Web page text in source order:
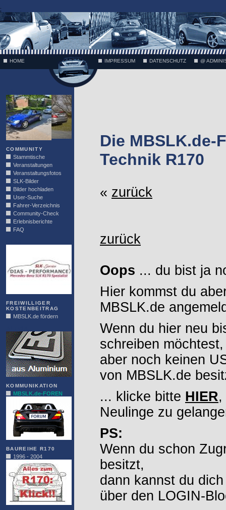
;
HOME IMPRESSUM DATENSCHUTZ @
COMMUNITY
Stammtische
Veranstaltungen
Veranstaltungsfotos
SLK-Bilder
Bilder hochladen
User-Suche
Fahrer-Verzeichnis
Community-Check
Erlebnisberichte
FAQ
FREIWILLIGER
KOSTENBEITRAG
MBSLK.de fördern
KOMMUNIKATION
MBSLK.de-FOREN
BAUREIHE R170
1996 - 2004
Die MBSLK.de-
Technik R170
« zurück
zurück
Oops ... du bist ja
Hier kommst du
MBSLK.de
Wenn du hier neu
schreiben möchtest,
aber noch keinen
von MBSLK.de
... klicke bitte HIER,
Neulinge zu
PS:
Wenn du schon
besitzt,
dann kannst du
über den LOGIN-